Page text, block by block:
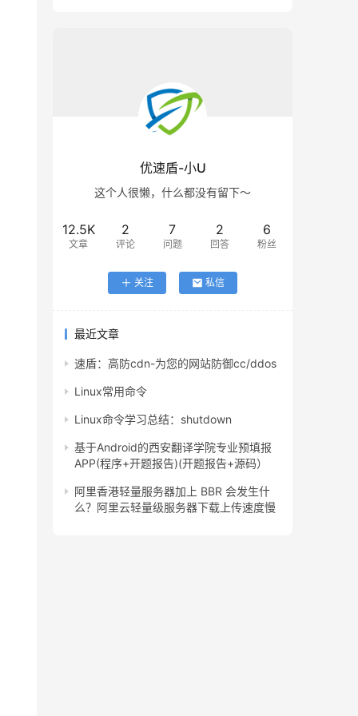
优速盾-小U
这个人很懒，什么都没有留下～
12.5K
文章
2
评论
7
问题
2
回答
6
粉丝
关注 私信
最近文章
速盾：高防cdn-为您的网站防御cc/ddos
Linux常用命令
Linux命令学习总结：shutdown
基于Android的西安翻译学院专业预填报
APP(程序+开题报告)(开题报告+源码）
阿里香港轻量服务器加上 BBR 会发生什
么？阿里云轻量级服务器下载上传速度慢